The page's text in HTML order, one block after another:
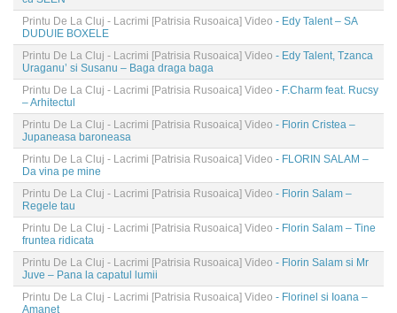
Printu De La Cluj - Lacrimi [Patrisia Rusoaica] Video - Edy Talent – SA
DUDUIE BOXELE
Printu De La Cluj - Lacrimi [Patrisia Rusoaica] Video - Edy Talent, Tzanca
Uraganu’ si Susanu – Baga draga baga
Printu De La Cluj - Lacrimi [Patrisia Rusoaica] Video - F.Charm feat. Rucsy
– Arhitectul
Printu De La Cluj - Lacrimi [Patrisia Rusoaica] Video - Florin Cristea –
Jupaneasa baroneasa
Printu De La Cluj - Lacrimi [Patrisia Rusoaica] Video - FLORIN SALAM –
Da vina pe mine
Printu De La Cluj - Lacrimi [Patrisia Rusoaica] Video - Florin Salam –
Regele tau
Printu De La Cluj - Lacrimi [Patrisia Rusoaica] Video - Florin Salam – Tine
fruntea ridicata
Printu De La Cluj - Lacrimi [Patrisia Rusoaica] Video - Florin Salam si Mr
Juve – Pana la capatul lumii
Printu De La Cluj - Lacrimi [Patrisia Rusoaica] Video - Florinel si Ioana –
Amanet